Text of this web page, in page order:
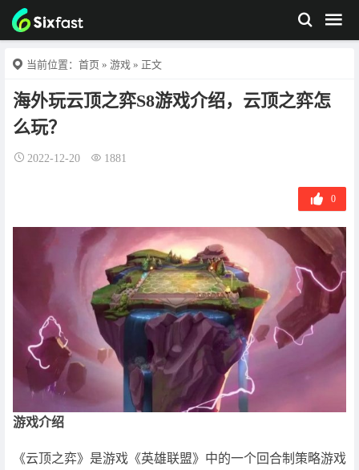
当前位置： 首页 » 游戏 » 正文
海外玩云顶之弈S8游戏介绍，云顶之弈怎
么玩？
2022-12-20 1881
0
游戏介绍
《云顶之弈》是游戏《英雄联盟》中的一个回合制策略游戏